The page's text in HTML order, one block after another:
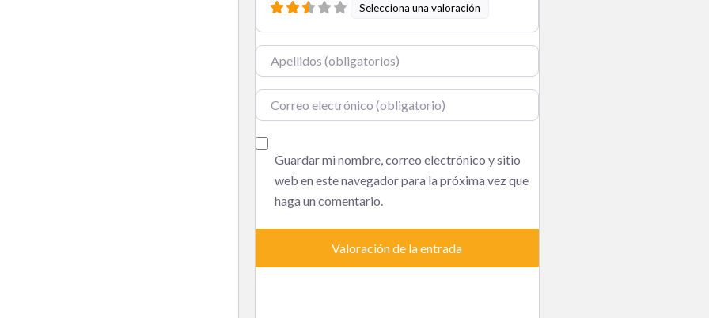
Selecciona una valoración
Nombre
Correo electrónico
Guardar mi nombre, correo electrónico y sitio
web en este navegador para la próxima vez que
haga un comentario.